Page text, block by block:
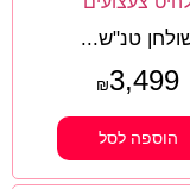
טנ"ש...
₪3,499
הוספה לסל